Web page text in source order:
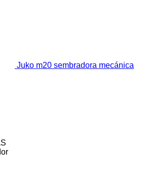
Juko m20 sembradora mecánica